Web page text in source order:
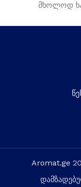
მხოლოდ
Aromat.ge